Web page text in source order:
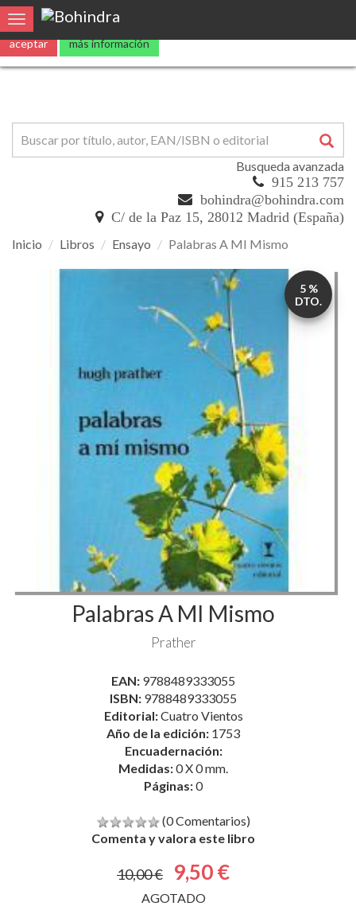
Utilizamoscookies propias y de terceros para mejorar nuestros
aceptar más información
Toggle navigation
Busqueda avanzada
915 213 757
bohindra@bohindra.com
C/ de la Paz 15, 28012 Madrid (España)
Inicio Libros Ensayo Palabras A MI Mismo
5 %
DTO.
Palabras A MI Mismo
Prather
EAN: 9788489333055
ISBN: 9788489333055
Editorial:Cuatro Vientos
Año de la edición: 1753
Encuadernación:
Medidas:0 X 0 mm.
Páginas:0
(0 Comentarios)
Comenta y valora este libro
10,00 € 9,50 €
AGOTADO